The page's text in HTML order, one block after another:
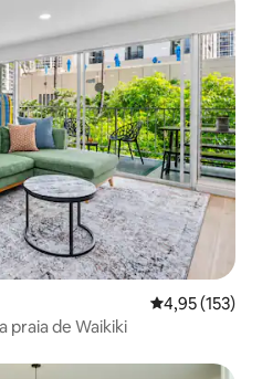
Classificação
4,95 (153)
praia de Waikiki